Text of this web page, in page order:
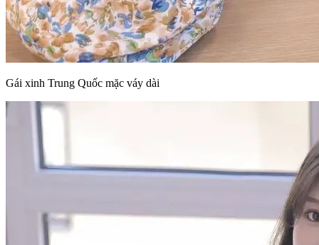
Gái xinh Trung Quốc mặc váy dài